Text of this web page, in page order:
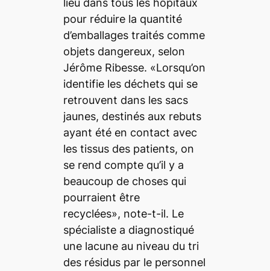
pour réduire la quantité
d’emballages traités comme
objets dangereux, selon
Jérôme Ribesse. «Lorsqu’on
identifie les déchets qui se
retrouvent dans les sacs
jaunes, destinés aux rebuts
ayant été en contact avec
les tissus des patients, on
se rend compte qu’il y a
beaucoup de choses qui
pourraient être
recyclées», note-t-il. Le
spécialiste a diagnostiqué
une lacune au niveau du tri
des résidus par le personnel